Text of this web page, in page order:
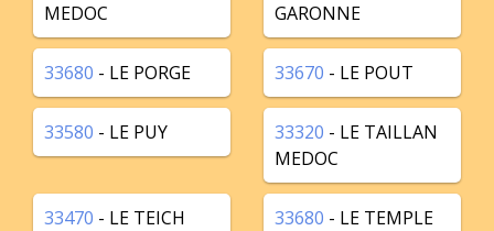
MEDOC
GARONNE
33680 - LE PORGE 33670 - LE POUT
33580 - LE PUY 33320 - LE TAILLAN
MEDOC
33470 - LE TEICH 33680 - LE TEMPLE